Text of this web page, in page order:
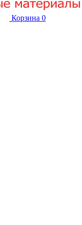
Корзина 0